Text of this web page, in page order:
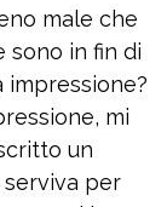
male che
sono in fin di
impressione?
mi
un
per